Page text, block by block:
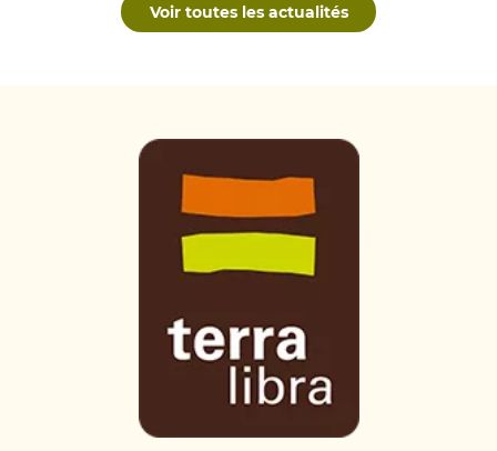
Voir toutes les actualités